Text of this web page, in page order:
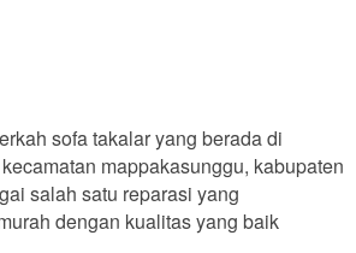
sofa takalar yang berada di
mappakasunggu, kabupaten
salah satu reparasi yang
dengan kualitas yang baik